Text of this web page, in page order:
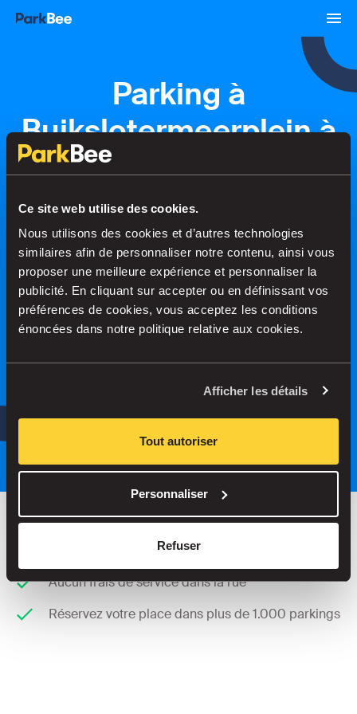
Ce site web utilise des cookies.
Nous utilisons des cookies et d’autres technologies
similaires afin de personnaliser notre contenu, ainsi vous
proposer une meilleure expérience et personnaliser la
publicité. En cliquant sur accepter ou en définissant vos
préférences de cookies, vous acceptez les conditions
énoncées dans notre politique relative aux cookies.
Afficher les détails
Tout autoriser
Personnaliser
Refuser
Parking à
Buikslotermeerplein à
Amsterdam
Réservations Abonnements Aéroport
Trouvez votre place en un rien de
temps
Stationnez plus intelligemment grâce
à notre application.
Économisez jusqu’à 30 % dans nos parkings
Aucun frais de service dans la rue
Réservez votre place dans plus de 1.000 parkings